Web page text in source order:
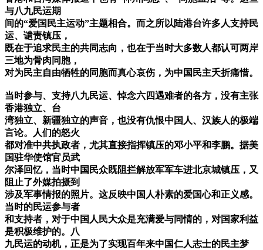
与八九民运期
间的“爱国民主运动”主题相合。而之所以陆港台许多人支持民
运、谴责镇压，
既在于追求民主的共同志向，也在于当时大多数人都认可两岸
三地为骨肉同胞，
对为民主自由牺牲的同胞而真心哀伤，为中国民主夭折痛惜。
当时参与、支持八九民运、悼念六四遇难者的各方，没有主张
香港独立、台
湾独立、新疆独立的声音，也没有仇恨中国人、汉族人的极端
言论。人们的怒火
都对准中共执政者，尤其直接指挥镇压的邓小平和李鹏。据美
国驻华使馆官员武
尔泽回忆，当时中国民众既阻拦解放军军车进北京城镇压，又
阻止了外媒拍摄到
涉及军事情报的照片。这反映中国人朴素的爱国心和正义感。
当时的民运参与者
和支持者，对于中国人民大众是充满爱与同情的，对国家利益
是积极维护的。八
九民运的动机，正是为了实现百年来中国仁人志士的民主梦